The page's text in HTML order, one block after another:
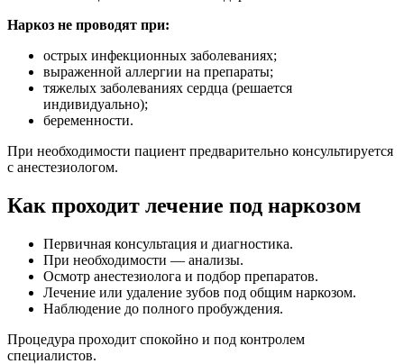
Наркоз не проводят при:
острых инфекционных заболеваниях;
выраженной аллергии на препараты;
тяжелых заболеваниях сердца (решается
индивидуально);
беременности.
При необходимости пациент предварительно консультируется
с анестезиологом.
Как проходит лечение под наркозом
Первичная консультация и диагностика.
При необходимости — анализы.
Осмотр анестезиолога и подбор препаратов.
Лечение или удаление зубов под общим наркозом.
Наблюдение до полного пробуждения.
Процедура проходит спокойно и под контролем
специалистов.